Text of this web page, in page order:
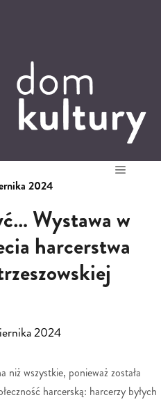
2024
Wystawa w
harcerstwa
2024
wszystkie, ponieważ została
harcerską: harcerzy byłych